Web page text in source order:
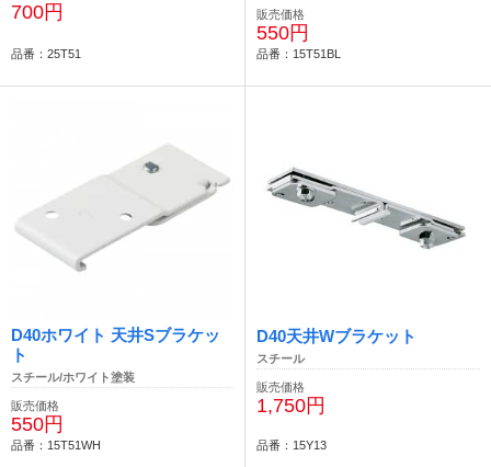
700円
品番：25T51
販売価格
550円
品番：15T51BL
D40ホワイト 天井Sブラケッ
ト
スチール/ホワイト塗装
販売価格
550円
品番：15T51WH
D40天井Wブラケット
スチール
販売価格
1,750円
品番：15Y13